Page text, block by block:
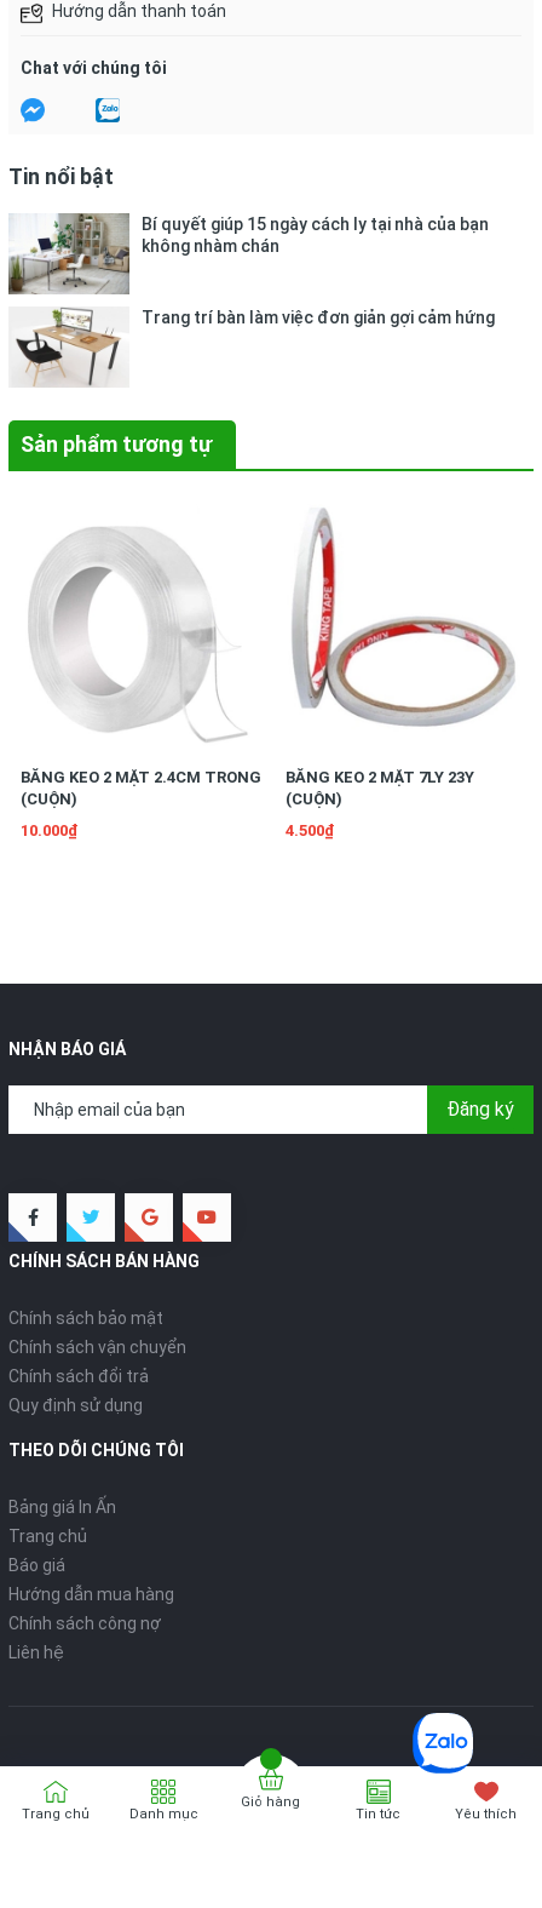
Hướng dẫn thanh toán
Chat với chúng tôi
Tin nổi bật
Bí quyết giúp 15 ngày cách ly tại nhà của bạn
không nhàm chán
Trang trí bàn làm việc đơn giản gợi cảm hứng
Sản phẩm tương tự
BĂNG KEO 2 MẶT 2.4CM TRONG
(CUỘN)
10.000₫
BĂNG KEO 2 MẶT 7LY 23Y
(CUỘN)
4.500₫
NHẬN BÁO GIÁ
Đăng ký
CHÍNH SÁCH BÁN HÀNG
Chính sách bảo mật
Chính sách vận chuyển
Chính sách đổi trả
Quy định sử dụng
THEO DÕI CHÚNG TÔI
Bảng giá In Ấn
Trang chủ
Báo giá
Hướng dẫn mua hàng
Chính sách công nợ
Liên hệ
Bản quyển thuộc về VPP ONLINE
Trang chủ Danh mục
Giỏ hàng
Tin tức Yêu thích